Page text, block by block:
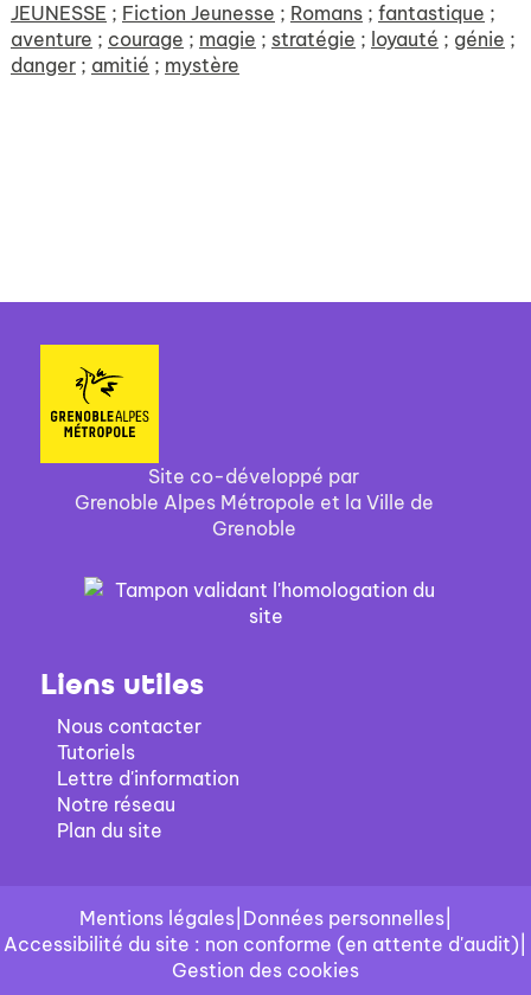
JEUNESSE ; Fiction Jeunesse ; Romans ; fantastique ;
aventure ; courage ; magie ; stratégie ; loyauté ; génie ;
danger ; amitié ; mystère
Site co-développé par
Grenoble Alpes Métropole et la Ville de
Grenoble
Liens utiles
Nous contacter
Tutoriels
Lettre d'information
Notre réseau
Plan du site
Mentions légales| Données personnelles|
Accessibilité du site : non conforme (en attente d'audit)
Gestion des cookies